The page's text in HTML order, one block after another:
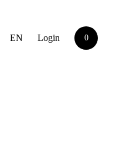
Login 0
EN